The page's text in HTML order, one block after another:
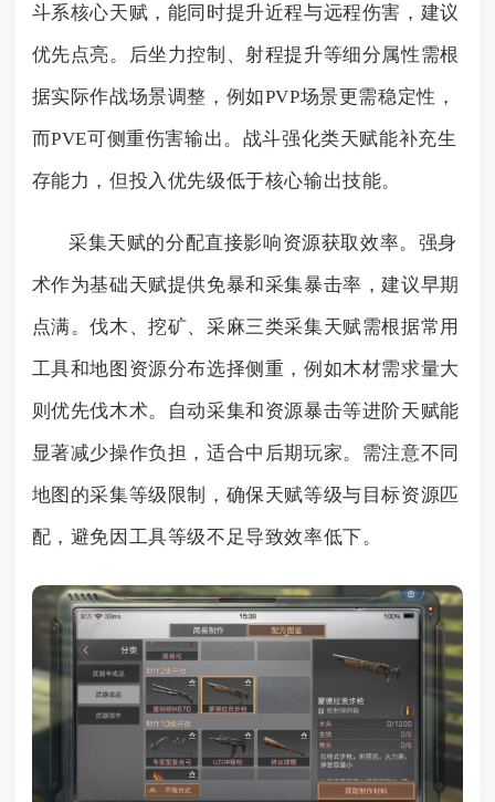
斗系核心天赋，能同时提升近程与远程伤害，建议
优先点亮。后坐力控制、射程提升等细分属性需根
据实际作战场景调整，例如PVP场景更需稳定性，
而PVE可侧重伤害输出。战斗强化类天赋能补充生
存能力，但投入优先级低于核心输出技能。
采集天赋的分配直接影响资源获取效率。强身
术作为基础天赋提供免暴和采集暴击率，建议早期
点满。伐木、挖矿、采麻三类采集天赋需根据常用
工具和地图资源分布选择侧重，例如木材需求量大
则优先伐木术。自动采集和资源暴击等进阶天赋能
显著减少操作负担，适合中后期玩家。需注意不同
地图的采集等级限制，确保天赋等级与目标资源匹
配，避免因工具等级不足导致效率低下。